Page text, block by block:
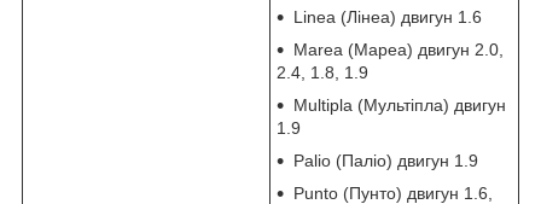
Linea (Лінеа) двигун 1.6
Marea (Мареа) двигун 2.0,
2.4, 1.8, 1.9
Multipla (Мультіпла) двигун
1.9
Palio (Паліо) двигун 1.9
Punto (Пунто) двигун 1.6,